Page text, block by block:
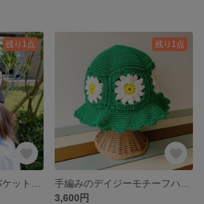
残り1点 残り1点
3,600円